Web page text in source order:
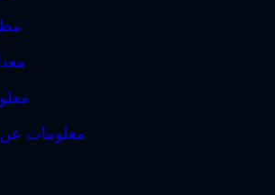
معلومات عن